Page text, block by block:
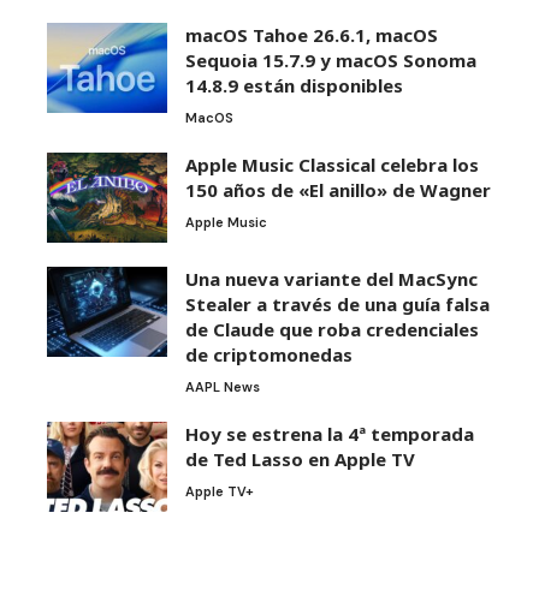
macOS Tahoe 26.6.1, macOS
Sequoia 15.7.9 y macOS Sonoma
14.8.9 están disponibles
MacOS
Apple Music Classical celebra los
150 años de «El anillo» de Wagner
Apple Music
Una nueva variante del MacSync
Stealer a través de una guía falsa
de Claude que roba credenciales
de criptomonedas
AAPL News
Hoy se estrena la 4ª temporada
de Ted Lasso en Apple TV
Apple TV+